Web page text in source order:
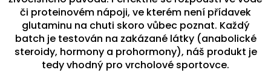
či proteinovém nápoji, ve kterém není přídavek
glutaminu na chuti skoro vůbec poznat. Každý
batch je testován na zakázané látky (anabolické
steroidy, hormony a prohormony), náš produkt je
tedy vhodný pro vrcholové sportovce.